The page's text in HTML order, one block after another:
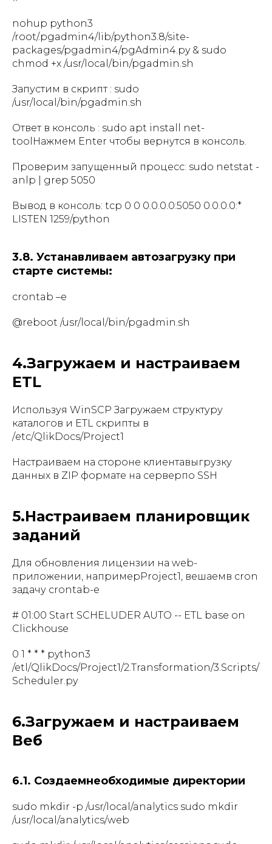
nohup python3
/root/.pgadmin4/lib/python3.8/site-
packages/pgadmin4/pgAdmin4.py & sudo
chmod +x /usr/local/bin/pgadmin.sh
Запустим в скрипт : sudo
/usr/local/bin/pgadmin.sh
Ответ в консоль : sudo apt install net-
toolНажмем Enter чтобы вернутся в консоль.
Проверим запущенный процесс: sudo netstat -
anlp | grep 5050
Вывод в консоль: tcp 0 0 0.0.0.0:5050 0.0.0.0:*
LISTEN 1259/python
3.8. Устанавливаем автозагрузку при
старте системы:
crontab –e
@reboot /usr/local/bin/pgadmin.sh
4.Загружаем и настраиваем
ETL
Используя WinSCP Загружаем структуру
каталогов и ETL скрипты в
/etc/QlikDocs/Project1
Настраиваем на стороне клиентавыгрузку
данных в ZIP формате на серверпо SSH
5.Настраиваем планировщик
заданий
Для обновления лицензии на web-
приложении, напримерProject1, вешаемв cron
задачу crontab-e
# 01:00 Start SCHELUDER AUTO -- ETL base on
Clickhouse
0 1 * * * python3
/etl/QlikDocs/Project1/2.Transformation/3.Scripts/
Scheduler.py
6.Загружаем и настраиваем
Веб
6.1. Создаемнеобходимые директории
sudo mkdir -p /usr/local/analytics sudo mkdir
/usr/local/analytics/web